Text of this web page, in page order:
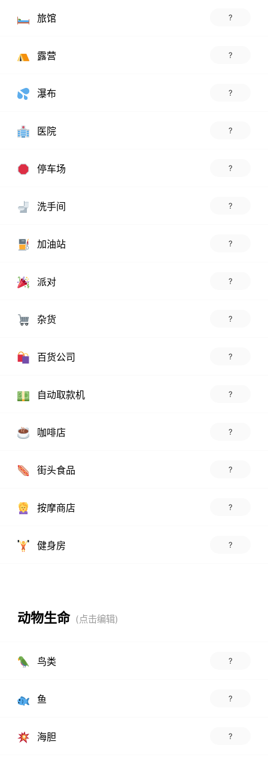
旅馆 ?
露营 ?
瀑布 ?
医院 ?
停车场 ?
洗手间 ?
加油站 ?
派对 ?
杂货 ?
百货公司 ?
自动取款机 ?
咖啡店 ?
街头食品 ?
按摩商店 ?
健身房 ?
动物生命
鸟类 ?
鱼 ?
海胆 ?